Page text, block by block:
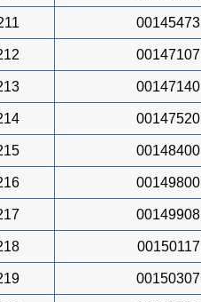
00145473
00147107
00147140
00147520
00148400
00149800
00149908
00150117
00150307